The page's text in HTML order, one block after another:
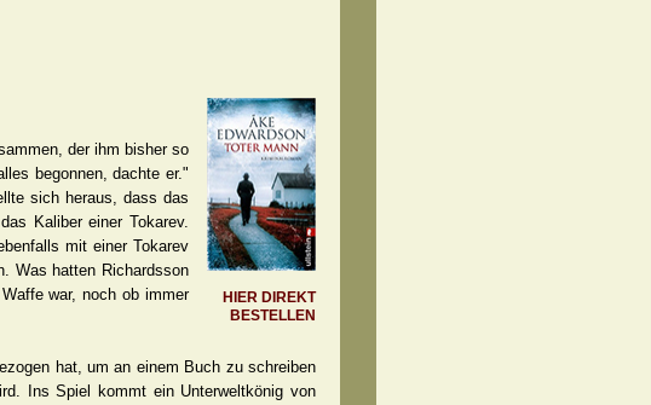
HIER DIREKT
BESTELLEN
der ihm bisher so
begonnen, dachte er."
sich heraus, dass das
Kaliber einer Tokarev.
mit einer Tokarev
Was hatten Richardsson
war, noch ob immer
hat, um an einem Buch zu schreiben
Ins Spiel kommt ein Unterweltkönig von